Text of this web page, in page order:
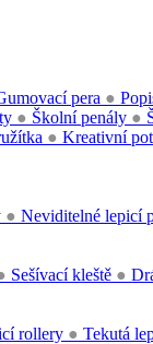
pera ●
● Školní penály ●
● Kreativní
● Neviditelné lepicí
Sešívací kleště ●
rollery ● Tekutá